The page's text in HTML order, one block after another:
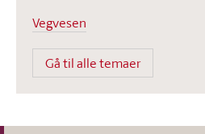
Vegvesen
Gå til alle temaer